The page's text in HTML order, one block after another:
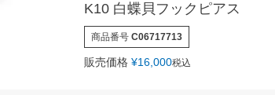
K10 白蝶貝フックピアス
商品番号 C06717713
販売価格 ¥16,000税込